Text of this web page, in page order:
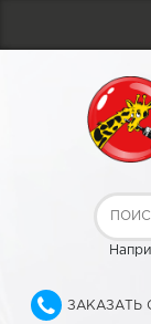
ЗАКАЗАТЬ